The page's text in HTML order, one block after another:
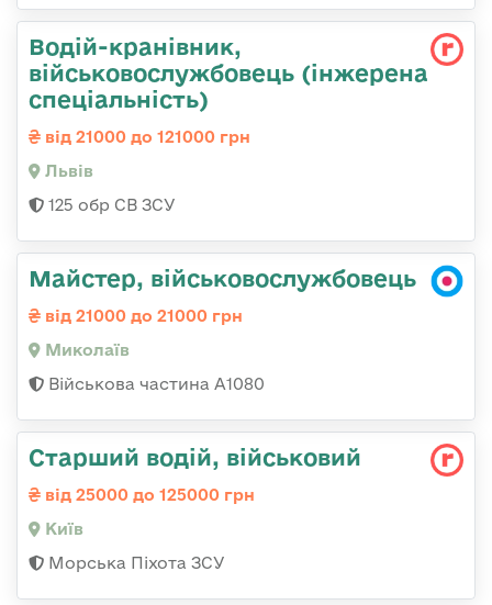
Водій-кранівник,
військовослужбовець (інжерена
спеціальність)
від 21000 до 121000 грн
Львів
125 обр СВ ЗСУ
Майстер, військовослужбовець
від 21000 до 21000 грн
Миколаїв
Військова частина А1080
Старший водій, військовий
від 25000 до 125000 грн
Київ
Морська Піхота ЗСУ